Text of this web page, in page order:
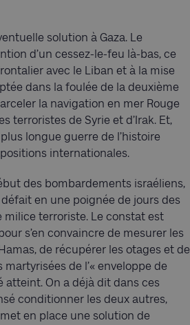
solution à Gaza. Le
d’un cessez-le-feu là-bas, ce
avec le Liban et à la mise
dans la foulée de la deuxième
la navigation en mer Rouge
terroristes de Syrie et d’Irak. Et,
longue guerre de l’histoire
positions internationales.
des bombardements israéliens,
en une poignée de jours des
milice terroriste. Le constat est
s’en convaincre de mesurer les
de récupérer les otages et de
de l’« enveloppe de
atteint. On a déjà dit dans ces
conditionner les deux autres,
en place une solution de